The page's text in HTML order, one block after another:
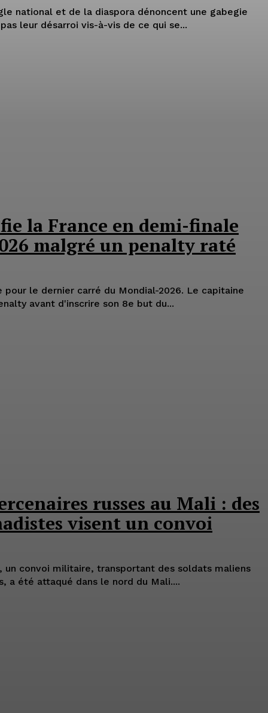
national et de la diaspora dénoncent une gabegie
leur désarroi vis-à-vis de ce qui se...
la France en demi-finale
malgré un penalty raté
pour le dernier carré du Mondial-2026. Le capitaine
avant d'inscrire son 8e but du...
russes au Mali : des
visent un convoi
un convoi militaire, transportant des soldats maliens
a été attaqué dans le nord du Mali....